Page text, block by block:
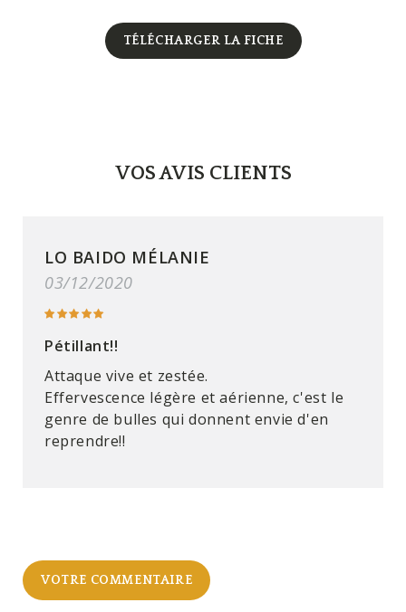
TÉLÉCHARGER LA FICHE
VOS AVIS CLIENTS
LO BAIDO MÉLANIE
03/12/2020
Pétillant!!
Attaque vive et zestée.
Effervescence légère et aérienne, c'est le
genre de bulles qui donnent envie d'en
reprendre!!
VOTRE COMMENTAIRE